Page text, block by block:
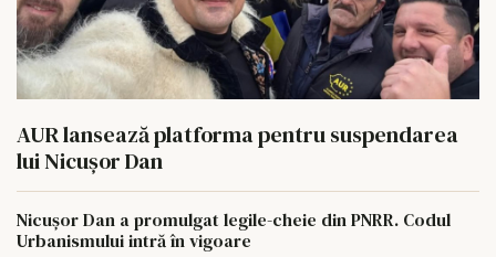
AUR lansează platforma pentru suspendarea
lui Nicușor Dan
Nicușor Dan a promulgat legile-cheie din PNRR. Codul
Urbanismului intră în vigoare